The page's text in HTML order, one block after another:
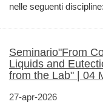
nelle seguenti
Seminario"From
Liquids and
from the Lab" | 04
27-apr-2026